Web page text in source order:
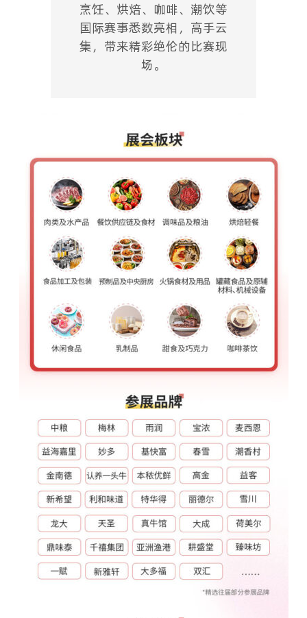
烹饪、烘焙、咖啡、潮饮等
国际赛事悉数亮相，高手云
集，带来精彩绝伦的比赛现
场。